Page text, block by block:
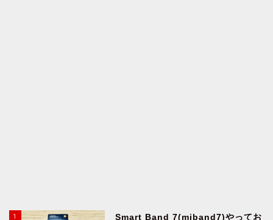
1
Smart Band 7(miband7)やってお